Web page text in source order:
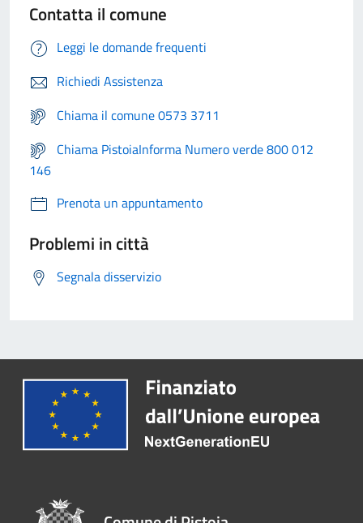
Contatta il comune
Leggi le domande frequenti
Richiedi Assistenza
Chiama il comune 0573 3711
Chiama PistoiaInforma Numero verde 800 012
146
Prenota un appuntamento
Problemi in città
Segnala disservizio